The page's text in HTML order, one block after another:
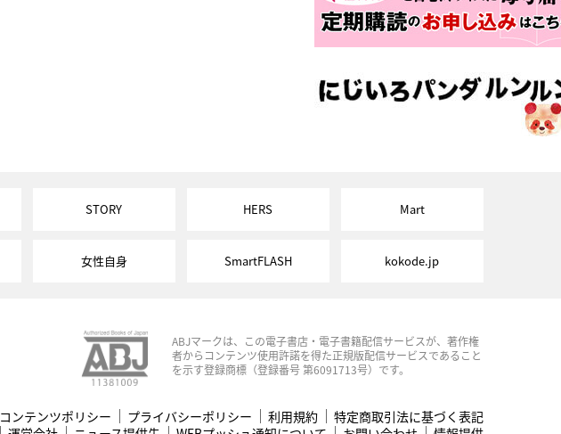
STORY HERS Mart
女性自身 SmartFLASH kokode.jp
ABJマークは、この電子書店・電子書籍配信サービスが、著作権
者からコンテンツ使用許諾を得た正規版配信サービスであること
を示す登録商標（登録番号 第6091713号）です。
コンテンツポリシー プライバシーポリシー 利用規約
特定商取引法に基づく表記